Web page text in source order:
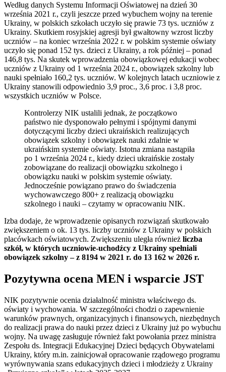
Według danych Systemu Informacji Oświatowej na dzień 30
września 2021 r., czyli jeszcze przed wybuchem wojny na terenie
Ukrainy, w polskich szkołach uczyło się prawie 73 tys. uczniów z
Ukrainy. Skutkiem rosyjskiej agresji był gwałtowny wzrost liczby
uczniów – na koniec września 2022 r. w polskim systemie oświaty
uczyło się ponad 152 tys. dzieci z Ukrainy, a rok później – ponad
146,8 tys. Na skutek wprowadzenia obowiązkowej edukacji wobec
uczniów z Ukrainy od 1 września 2024 r., obowiązek szkolny lub
nauki spełniało 160,2 tys. uczniów. W kolejnych latach uczniowie z
Ukrainy stanowili odpowiednio 3,9 proc., 3,6 proc. i 3,8 proc.
wszystkich uczniów w Polsce.
Kontrolerzy NIK ustalili jednak, że początkowo
państwo nie dysponowało pełnymi i spójnymi danymi
dotyczącymi liczby dzieci ukraińskich realizujących
obowiązek szkolny i obowiązek nauki zdalnie w
ukraińskim systemie oświaty. Istotna zmiana nastąpiła
po 1 września 2024 r., kiedy dzieci ukraińskie zostały
zobowiązane do realizacji obowiązku szkolnego i
obowiązku nauki w polskim systemie oświaty.
Jednocześnie powiązano prawo do świadczenia
wychowawczego 800+ z realizacją obowiązku
szkolnego i nauki – czytamy w opracowaniu NIK.
Izba dodaje, że wprowadzenie opisanych rozwiązań skutkowało
zwiększeniem o ok. 13 tys. liczby uczniów z Ukrainy w polskich
placówkach oświatowych. Zwiększeniu uległa również liczba
szkół, w których uczniowie-uchodźcy z Ukrainy spełniali
obowiązek szkolny – z 8194 w 2021 r. do 13 162 w 2026 r.
Pozytywna ocena MEN i wsparcie JST
NIK pozytywnie ocenia działalność ministra właściwego ds.
oświaty i wychowania. W szczególności chodzi o zapewnienie
warunków prawnych, organizacyjnych i finansowych, niezbędnych
do realizacji prawa do nauki przez dzieci z Ukrainy już po wybuchu
wojny. Na uwagę zasługuje również fakt powołania przez ministra
Zespołu ds. Integracji Edukacyjnej Dzieci będących Obywatelami
Ukrainy, który m.in. zainicjował opracowanie rządowego programu
wyrównywania szans edukacyjnych dzieci i młodzieży z Ukrainy